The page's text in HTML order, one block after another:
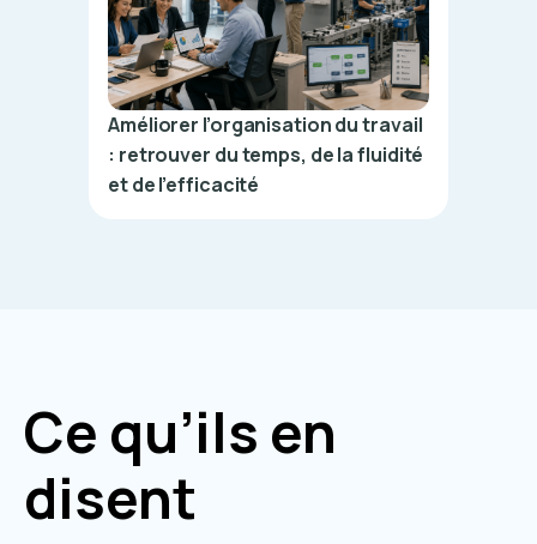
Améliorer l’organisation du travail
: retrouver du temps, de la fluidité
et de l’efficacité
Ce qu’ils en
disent